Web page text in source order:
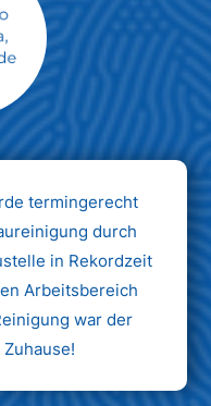
termingerecht
durch
in Rekordzeit
Arbeitsbereich
war der